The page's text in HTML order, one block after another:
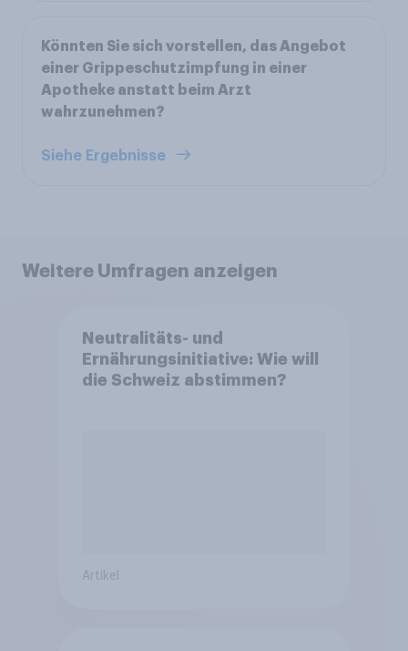
Könnten Sie sich vorstellen, das Angebot
einer Grippeschutzimpfung in einer
Apotheke anstatt beim Arzt
wahrzunehmen?
Siehe Ergebnisse
Weitere Umfragen anzeigen
Neutralitäts- und
Ernährungsinitiative: Wie will
die Schweiz abstimmen?
Artikel